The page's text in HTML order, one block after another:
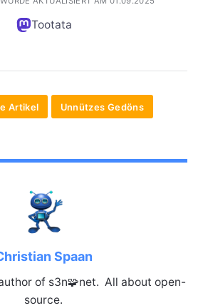
Tootata
Artikel Unnützes Gedöns
Spaan
of s3n🧩net. All about open-
source.